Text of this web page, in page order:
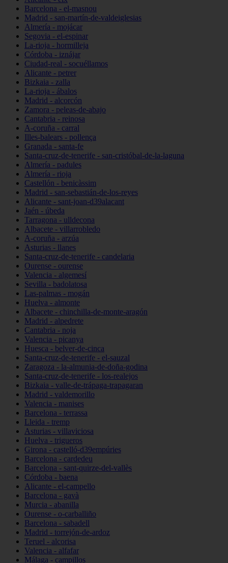
Barcelona - el-masnou
Madrid - san-martín-de-valdeiglesias
Almería - mojácar
Segovia - el-espinar
La-rioja - hormilleja
Córdoba - iznájar
Ciudad-real - socuéllamos
Alicante - petrer
Bizkaia - zalla
La-rioja - ábalos
Madrid - alcorcón
Zamora - peleas-de-abajo
Cantabria - reinosa
A-coruña - carral
Illes-balears - pollença
Granada - santa-fe
Santa-cruz-de-tenerife - san-cristóbal-de-la-laguna
Almería - padules
Almería - rioja
Castellón - benicàssim
Madrid - san-sebastián-de-los-reyes
Alicante - sant-joan-d39alacant
Jaén - úbeda
Tarragona - ulldecona
Albacete - villarrobledo
A-coruña - arzúa
Asturias - llanes
Santa-cruz-de-tenerife - candelaria
Ourense - ourense
Valencia - algemesí
Sevilla - badolatosa
Las-palmas - mogán
Huelva - almonte
Albacete - chinchilla-de-monte-aragón
Madrid - alpedrete
Cantabria - noja
Valencia - picanya
Huesca - belver-de-cinca
Santa-cruz-de-tenerife - el-sauzal
Zaragoza - la-almunia-de-doña-godina
Santa-cruz-de-tenerife - los-realejos
Bizkaia - valle-de-trápaga-trapagaran
Madrid - valdemorillo
Valencia - manises
Barcelona - terrassa
Lleida - tremp
Asturias - villaviciosa
Huelva - trigueros
Girona - castelló-d39empúries
Barcelona - cardedeu
Barcelona - sant-quirze-del-vallès
Córdoba - baena
Alicante - el-campello
Barcelona - gavà
Murcia - abanilla
Ourense - o-carballiño
Barcelona - sabadell
Madrid - torrejón-de-ardoz
Teruel - alcorisa
Valencia - alfafar
Málaga - campillos